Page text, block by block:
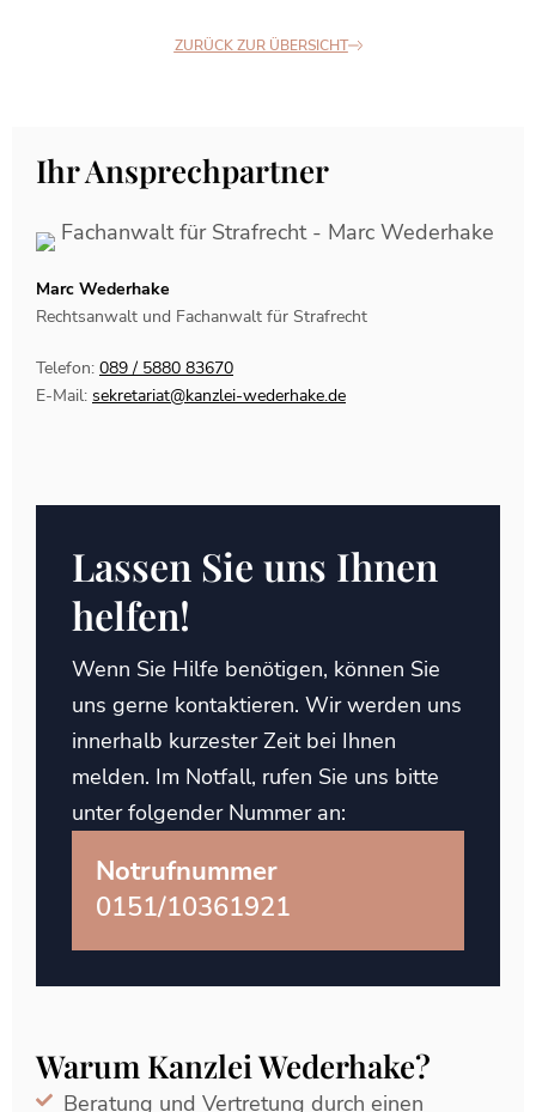
ZURÜCK ZUR ÜBERSICHT
Ihr Ansprechpartner
Marc Wederhake
Rechtsanwalt und Fachanwalt für Strafrecht
Telefon: 089 / 5880 83670
E-Mail: sekretariat@kanzlei-wederhake.de
Warum Kanzlei Wederhake?
Beratung und Vertretung durch einen
Lassen Sie uns Ihnen
helfen!
Wenn Sie Hilfe benötigen, können Sie
uns gerne kontaktieren. Wir werden uns
innerhalb kurzester Zeit bei Ihnen
melden. Im Notfall, rufen Sie uns bitte
unter folgender Nummer an:
Notrufnummer
0151/10361921